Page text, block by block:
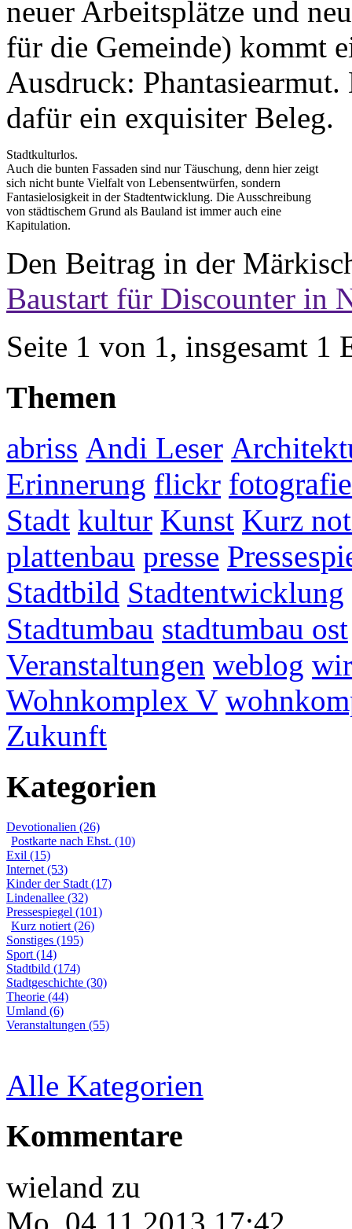
neuer Arbeitsplätze und
für die Gemeinde) kommt
Ausdruck:
dafür ein exquisiter Beleg.
Stadtkulturlos.
Auch die bunten Fassaden sind nur Täuschung, denn hier zeigt
sich nicht bunte Vielfalt von Lebensentwürfen, sondern
Fantasielosigkeit in der Stadtentwicklung. Die Ausschreibung
von städtischem Grund als Bauland ist immer auch eine
Kapitulation.
Den Beitrag in der
Baustart für Discounter in
Seite 1 von 1, insgesamt 1
Themen
abriss Andi Leser
Erinnerung flickr fotografie
Stadt kultur Kunst Kurz
plattenbau presse
Stadtbild Stadtentwicklung
Stadtumbau stadtumbau ost
Veranstaltungen weblog
Wohnkomplex V
Zukunft
Kategorien
Devotionalien (26)
Postkarte nach Ehst. (10)
Exil (15)
Internet (53)
Kinder der Stadt (17)
Lindenallee (32)
Pressespiegel (101)
Kurz notiert (26)
Sonstiges (195)
Sport (14)
Stadtbild (174)
Stadtgeschichte (30)
Theorie (44)
Umland (6)
Veranstaltungen (55)
Alle Kategorien
Kommentare
wieland zu